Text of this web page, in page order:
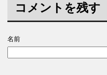
コメントを残す
名前